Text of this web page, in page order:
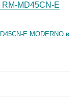
MD45CN-E